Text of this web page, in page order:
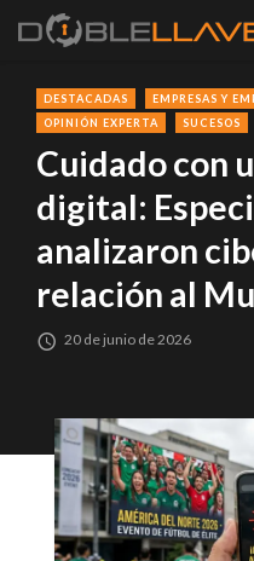
DESTACADAS EMPRESAS Y
OPINIÓN EXPERTA
SUCESOS
Cuidado con
digital:
analizaron
relación al
20 de junio de 2026